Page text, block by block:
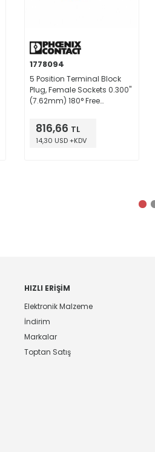
1778094
5 Position Terminal Block
Plug, Female Sockets 0.300"
(7.62mm) 180° Free
816,66 TL
14,30 USD +KDV
HIZLI ERIŞIM
Elektronik Malzeme
İndirim
Markalar
Toptan Satış